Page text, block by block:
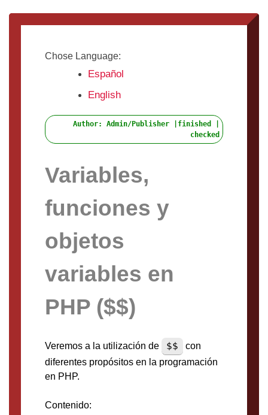
Chose Language:
Español
English
Author: Admin/Publisher |finished |
checked
Variables,
funciones y
objetos
variables en
PHP ($$)
Veremos a la utilización de $$
con
diferentes propósitos en la programación
en PHP.
Contenido: